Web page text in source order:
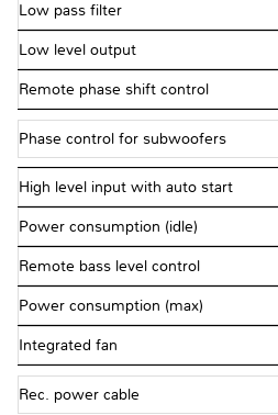
Low pass filter
Low level output
Remote phase shift control
Phase control for subwoofers
High level input with auto start
Power consumption (idle)
Remote bass level control
Power consumption (max)
Integrated fan
Rec. power cable